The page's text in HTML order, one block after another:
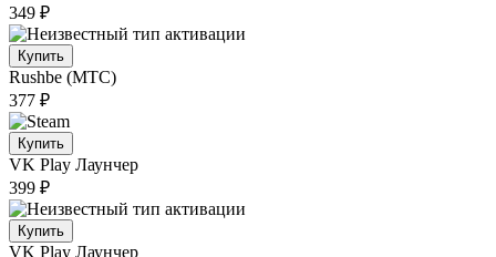
349 ₽
Купить
Rushbe (МТС)
377 ₽
Купить
VK Play Лаунчер
399 ₽
Купить
VK Play Лаунчер